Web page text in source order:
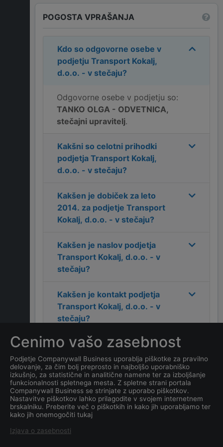
POGOSTA VPRAŠANJA
Kdo so odgovorne osebe v
podjetju Transport Kokalj,
d.o.o. - v stečaju?
Odgovorne osebe v podjetju so:
TANKO OLGA - ODVETNICA,
stečajni upravitelj.
Kakšni so celotni prihodki
podjetja Transport Kokalj,
d.o.o. - v stečaju?
Kakšen je dobiček za leto
2014. za podjetje Transport
Kokalj, d.o.o. - v stečaju?
Kakšen je naslov podjetja
Transport Kokalj, d.o.o. - v
stečaju?
Kakšen je kontakt podjetja
Transport Kokalj, d.o.o. - v
stečaju?
Koliko zaposlenih ima
podjetjeTransport Kokalj,
d.o.o. - v stečaju?
Kateri je datum ustanovitve
podjetja Transport Kokalj,
d.o.o. - v stečaju
Cenimo vašo zasebnost
Podjetje Companywall Business uporablja piškotke za pravilno
delovanje, za čim bolj preprosto in najboljšo uporabniško
izkušnjo, za statistične in analitične namene ter za izboljšanje
funkcionalnosti spletnega mesta. Z spletne strani portala
Companywall Business se strinjate z uporabo piškotkov.
Nastavitve piškotkov lahko prilagodite v svojem internetnem
brskalniku. Preberite več o piškotkih in kako jih uporabljamo ter
kako jih onemogočiti tukaj
Izjava o zasebnosti